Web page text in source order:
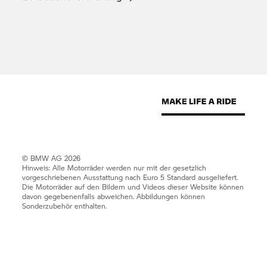
ist geschützt. Durch diese Website wird keine
Lizenz zur Nutzung des geistigen Eigentums von
© BMW AG 2026
Hinweis: Alle Motorräder werden nur mit der gesetzlich
vorgeschriebenen Ausstattung nach Euro 5 Standard ausgeliefert.
Die Motorräder auf den Bildern und Videos dieser Website können
davon gegebenenfalls abweichen. Abbildungen können
Sonderzubehör enthalten.